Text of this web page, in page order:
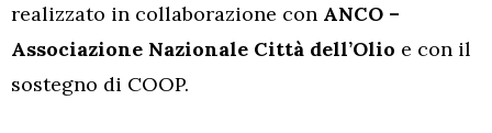
realizzato in collaborazione con ANCO –
Associazione Nazionale Città dell’Olio e con il
sostegno di COOP.